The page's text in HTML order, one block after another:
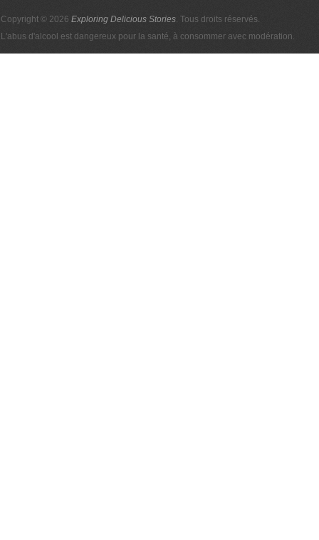
Copyright © 2026 Exploring Delicious Stories. Tous droits réservés.
L'abus d'alcool est dangereux pour la santé, à consommer avec modération.